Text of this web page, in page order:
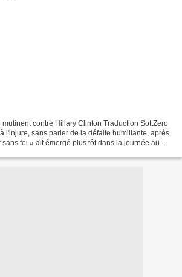
contre Hillary Clinton Traduction SottZero
l'injure, sans parler de la défaite humiliante, après
foi » ait émergé plus tôt dans la journée au